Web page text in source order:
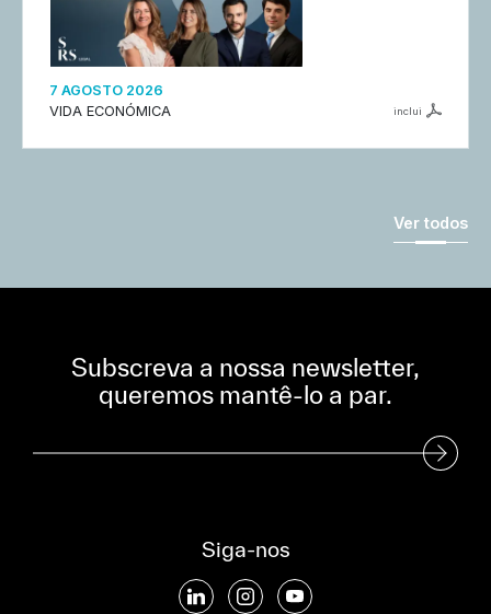
7 AGOSTO 2026
VIDA ECONÓMICA
inclui
Ver todos
Subscreva a nossa newsletter,
queremos mantê-lo a par.
Subscreva a nossa Newsletter
Siga-nos